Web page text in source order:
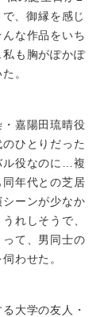
、御縁を感じ
な作品をいち
も胸がぽかぽ
。
嘉陽田琉晴役
ひとりだった
ル役なのに…複
年代との芝居
ーンが少なか
れしそうで、
て、男同士の
わせた。
大学の友人・